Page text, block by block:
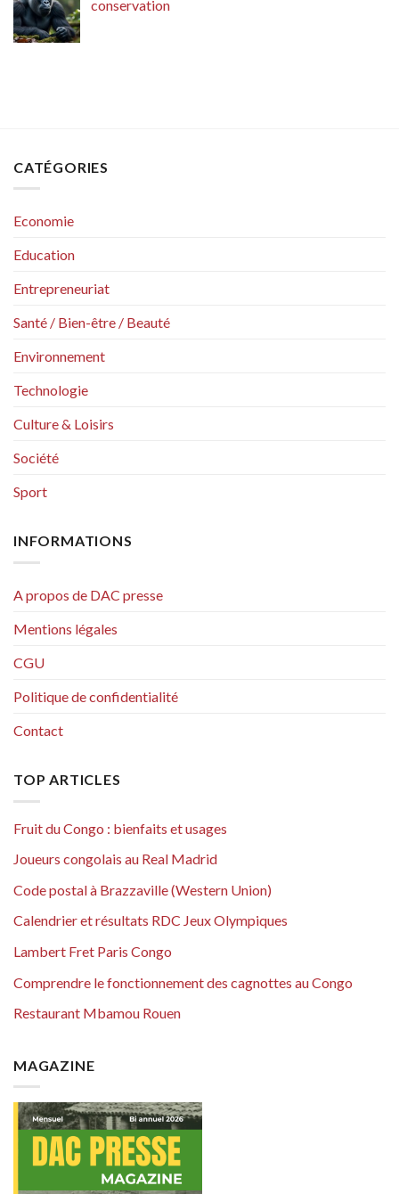
conservation
CATÉGORIES
Economie
Education
Entrepreneuriat
Santé / Bien-être / Beauté
Environnement
Technologie
Culture & Loisirs
Société
Sport
INFORMATIONS
A propos de DAC presse
Mentions légales
CGU
Politique de confidentialité
Contact
TOP ARTICLES
Fruit du Congo : bienfaits et usages
Joueurs congolais au Real Madrid
Code postal à Brazzaville (Western Union)
Calendrier et résultats RDC Jeux Olympiques
Lambert Fret Paris Congo
Comprendre le fonctionnement des cagnottes au Congo
Restaurant Mbamou Rouen
MAGAZINE